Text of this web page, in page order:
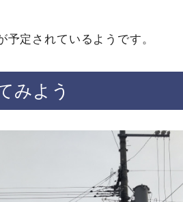
定されているようです。
みよう